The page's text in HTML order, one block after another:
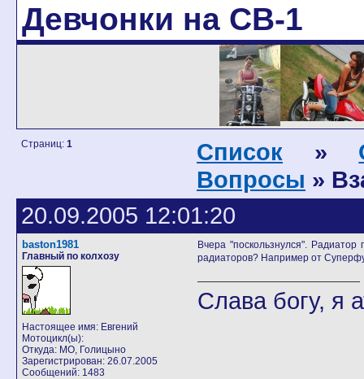
Девчонки на CB-1
Страниц: 1 Список »
Вопросы »
20.09.2005 12:01:20
baston1981
Главный по колхозу
Настоящее имя: Евгений
Мотоцикл(ы):
Откуда: МО, Голицыно
Зарегистрирован: 26.07.2005
Сообщений: 1483
Вчера "поскользнулся".
радиаторов? Например от
Слава богу, я